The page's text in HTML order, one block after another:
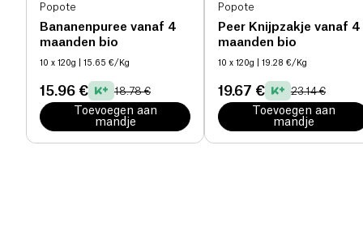
Popote
Bananenpuree vanaf 4
maanden bio
10 x 120g | 15.65 €/Kg
15.96 € 18.78 €
Toevoegen aan
mandje
Popote
Peer Knijpzakje vanaf 4
maanden bio
10 x 120g | 19.28 €/Kg
19.67 € 23.14 €
Toevoegen aan
mandje